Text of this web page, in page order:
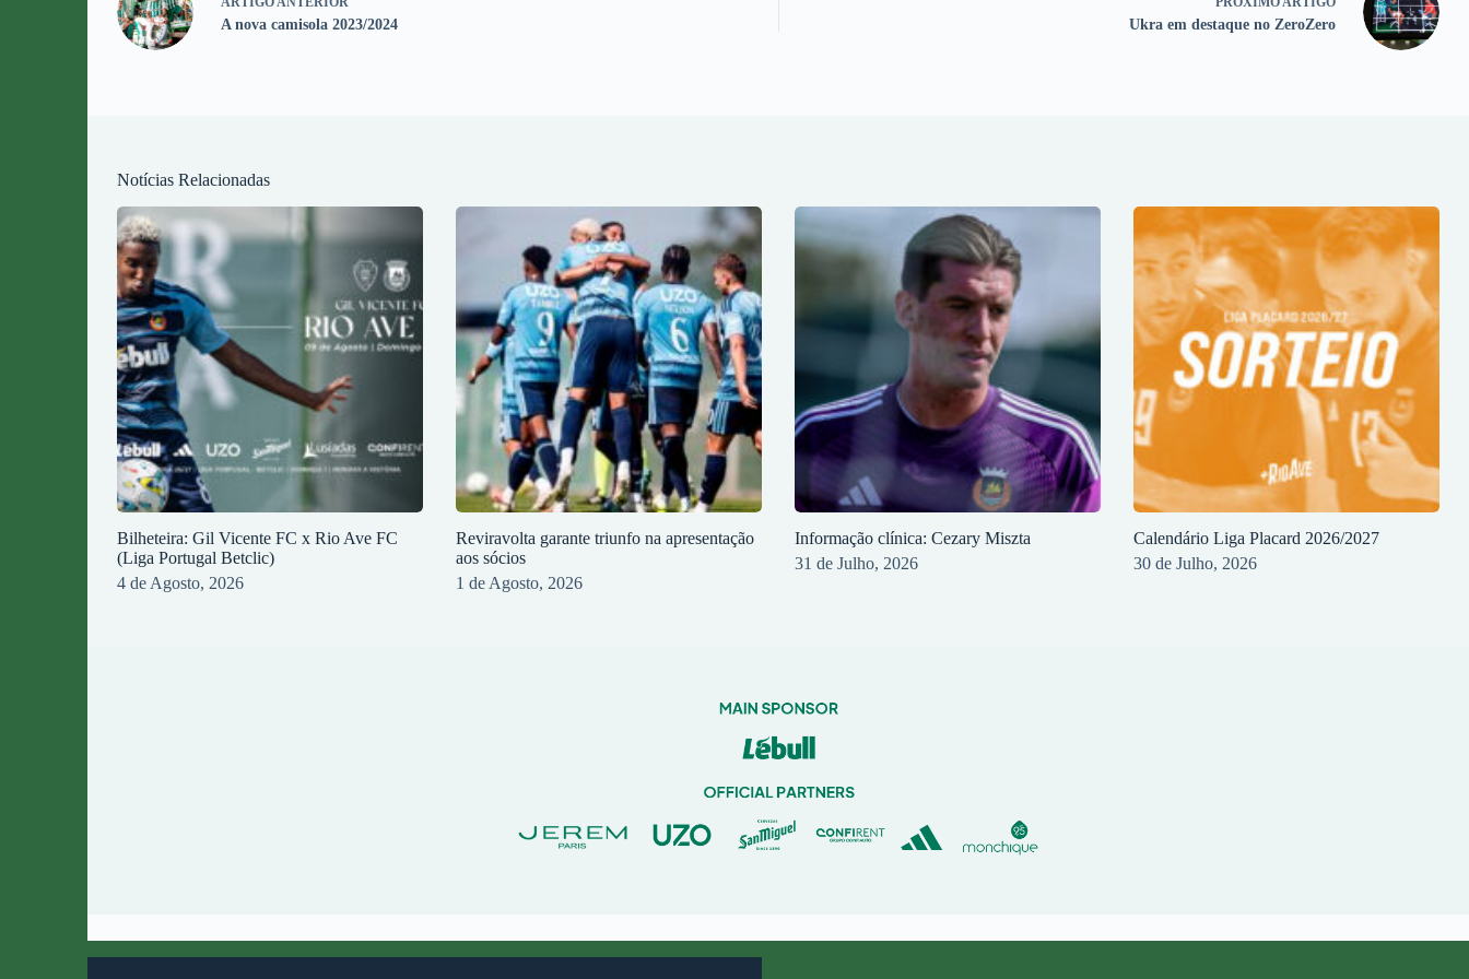
A nova camisola 2023/2024 Ukra em destaque no ZeroZero
Notícias Relacionadas
Bilheteira: Gil Vicente FC x Rio Ave FC
(Liga Portugal Betclic)
4 de Agosto, 2026
Reviravolta garante triunfo na apresentação
aos sócios
1 de Agosto, 2026
Informação clínica: Cezary Miszta
31 de Julho, 2026
Calendário Liga Placard 2026/2027
30 de Julho, 2026